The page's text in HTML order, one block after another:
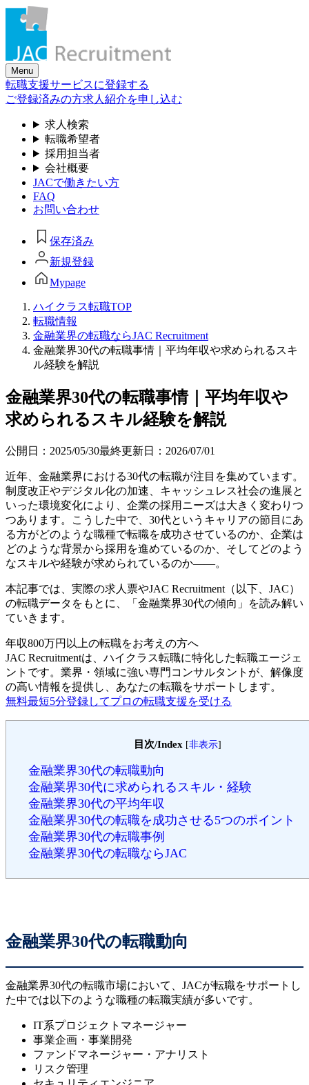
Skip
content
Menu
転職支援サービスに登録する
ご登録済みの方求人紹介を申し込む
求人検索
転職希望者
採用担当者
会社概要
JACで働きたい方
FAQ
お問い合わせ
保存済み
新規登録
Mypage
ハイクラス転職TOP
転職情報
金融業界の転職ならJAC Recruitment
金融業界30代の転職事情｜平均年収や求められるスキ
ル経験を解説
金融業界30代の転職事情｜平均年収や
求められるスキル経験を解説
公開日： 2025/05/30最終更新日： 2026/07/01
近年、金融業界における30代の転職が注目を集めています。
制度改正やデジタル化の加速、キャッシュレス社会の進展と
いった環境変化により、企業の採用ニーズは大きく変わりつ
つあります。こうした中で、30代というキャリアの節目にあ
る方がどのような職種で転職を成功させているのか、企業は
どのような背景から採用を進めているのか、そしてどのよう
なスキルや経験が求められているのか――。
本記事では、実際の求人票やJAC Recruitment（以下、JAC）
の転職データをもとに、「金融業界30代の傾向」を読み解い
ていきます。
年収800万円以上の転職をお考えの方へ
JAC Recruitmentは、ハイクラス転職に特化した転職エージェ
ントです。 業界・領域に強い専門コンサルタントが、解像度
の高い情報を提供し、あなたの転職をサポートします。
無料最短5分登録してプロの転職支援を受ける
目次/Index [非表示]
金融業界30代の転職動向
金融業界30代に求められるスキル・経験
金融業界30代の平均年収
金融業界30代の転職を成功させる5つのポイント
金融業界30代の転職事例
金融業界30代の転職ならJAC
金融業界30代の転職動向
金融業界30代の転職市場において、JACが転職をサポートし
た中では以下のような職種の転職実績が多いです。
IT系プロジェクトマネージャー
事業企画・事業開発
ファンドマネージャー・アナリスト
リスク管理